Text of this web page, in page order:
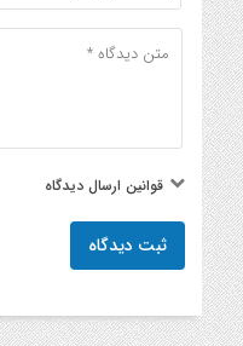
قوانین ارسال دیدگاه
ثبت دیدگاه